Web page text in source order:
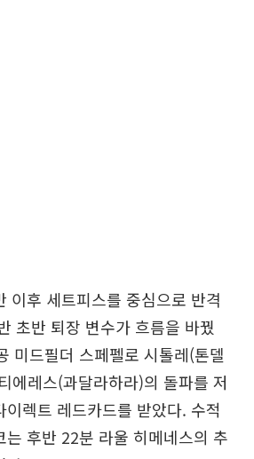
이후 세트피스를 중심으로 반격
초반 퇴장 변수가 흐름을 바꿨
미드필더 스페펠로 시톨레(톤델
에레스(과달라하라)의 돌파를 저
렉트 레드카드를 받았다. 수적
는 후반 22분 라울 히메네스의 추